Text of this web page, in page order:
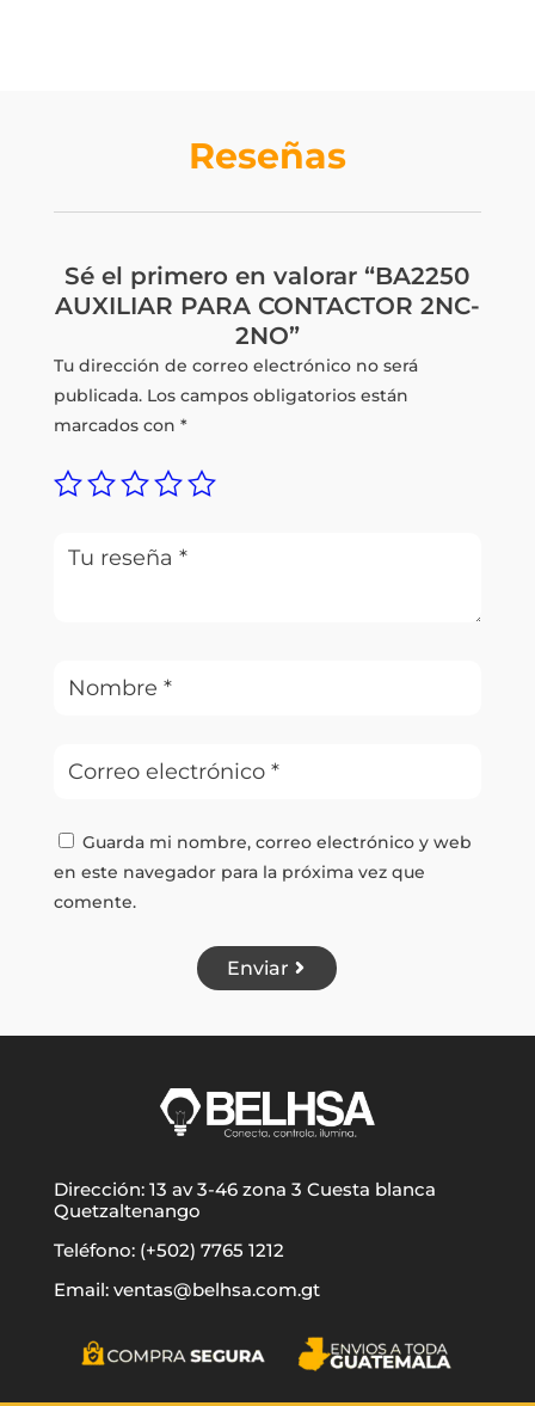
Reseñas
Sé el primero en valorar “BA2250
AUXILIAR PARA CONTACTOR 2NC-
2NO”
Tu dirección de correo electrónico no será
publicada. Los campos obligatorios están
marcados con *
Guarda mi nombre, correo electrónico y web
en este navegador para la próxima vez que
comente.
Enviar
Dirección: 13 av 3-46 zona 3 Cuesta blanca
Quetzaltenango
Teléfono: (+502) 7765 1212
Email: ventas@belhsa.com.gt